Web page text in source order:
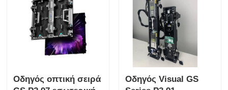
Οδηγός οπτική σειρά
Οδηγός Visual GS